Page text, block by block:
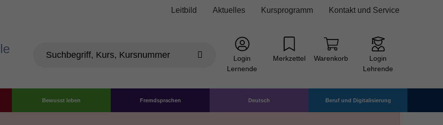
Leitbild Aktuelles Kursprogramm Kontakt und Service
Login
Lernende
Merkzettel Warenkorb
Login
Lehrende
Bewusst leben Fremdsprachen Deutsch Beruf und Digitalisierung